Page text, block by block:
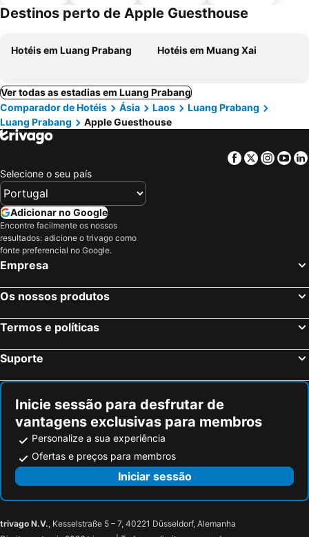
mento
Destinos perto de Apple Guesthouse
Hotéis em Luang Prabang Hotéis em Muang Xai
Ver todas as estadias em Luang Prabang
Comparador de Hotéis
Ásia Laos
Luang Prabang
Luang Prabang
Apple Guesthouse
Facebook
Twitter
Selecione o seu país
Adicionar no Google
Encontre facilmente os nossos
resultados: adicione o trivago como
fonte preferencial no Google.
Empresa
Os nossos produtos
Termos e políticas
Suporte
Inicie sessão para desfrutar de
vantagens exclusivas para membros
Personalize a sua experiência
Ofertas e preços para membros
Iniciar sessão
trivago N.V., Kesselstraße 5 – 7, 40221 Düsseldorf, Alemanha